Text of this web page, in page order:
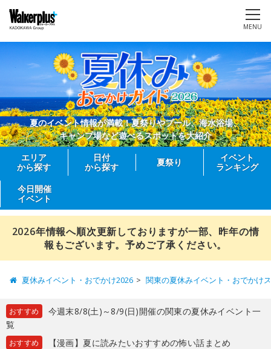
MENU
夏のイベント情報が満載！夏祭りやプール、海水浴場、
キャンプ場など遊べるスポットを大紹介
エリア
から探す
日付
から探す
夏祭り
イベント
ランキング
今日開催
イベント
2026年情報へ順次更新しておりますが一部、昨年の情
報もございます。予めご了承ください。
夏休みイベント・おでかけ2026 関東の夏休みイベント・おでかけ
おすすめ
今週末8/8(土)～8/9(日)開催の関東の夏休みイベント一
覧
おすすめ 【漫画】夏に読みたいおすすめの怖い話まとめ